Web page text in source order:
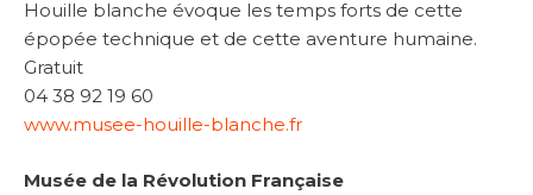
Houille blanche évoque les temps forts de cette
épopée technique et de cette aventure humaine.
Gratuit
04 38 92 19 60
www.musee-houille-blanche.fr
Musée de la Révolution Française